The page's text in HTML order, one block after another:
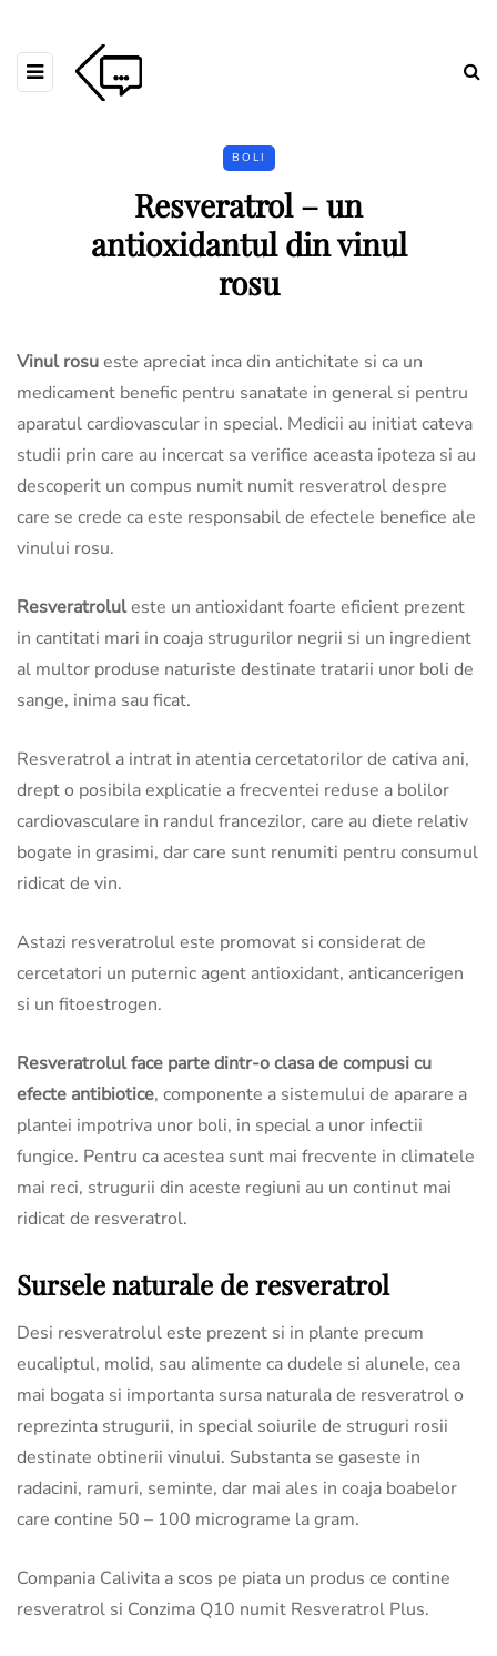
BOLI
Resveratrol – un
antioxidantul din vinul
rosu
Vinul rosueste apreciat inca din antichitate si ca un
medicament benefic pentru sanatate in general si pentru
aparatul cardiovascular in special. Medicii au initiat cateva
studii prin care au incercat sa verifice aceasta ipoteza si au
descoperit un compus numit numit resveratrol despre
care se crede ca este responsabil de efectele benefice ale
vinului rosu.
Resveratroluleste un antioxidant foarte eficient prezent
in cantitati mari in coaja strugurilor negrii si un ingredient
al multor produse naturiste destinate tratarii unor boli de
sange, inima sau ficat.
Resveratrol a intrat in atentia cercetatorilor de cativa ani,
drept o posibila explicatie a frecventei reduse a bolilor
cardiovasculare in randul francezilor, care au diete relativ
bogate in grasimi, dar care sunt renumiti pentru consumul
ridicat de vin.
Astazi resveratrolul este promovat si considerat de
cercetatori un puternic agent antioxidant, anticancerigen
si un fitoestrogen.
Resveratrolul face parte dintr-o clasa de compusi cu
efecte antibiotice, componente a sistemului de aparare a
plantei impotriva unor boli, in special a unor infectii
fungice. Pentru ca acestea sunt mai frecvente in climatele
mai reci, strugurii din aceste regiuni au un continut mai
ridicat de resveratrol.
Sursele naturale de resveratrol
Desi resveratrolul este prezent si in plante precum
eucaliptul, molid, sau alimente ca dudele si alunele, cea
mai bogata si importanta sursa naturala de resveratrol o
reprezinta strugurii, in special soiurile de struguri rosii
destinate obtinerii vinului. Substanta se gaseste in
radacini, ramuri, seminte, dar mai ales in coaja boabelor
care contine 50 – 100 micrograme la gram.
Compania Calivita a scos pe piata un produs ce contine
resveratrol si Conzima Q10 numit Resveratrol Plus.